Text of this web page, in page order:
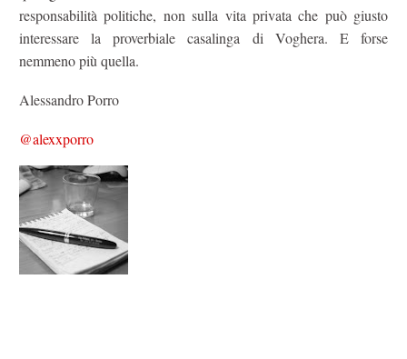
responsabilità politiche, non sulla vita privata che può giusto
interessare la proverbiale casalinga di Voghera. E forse
nemmeno più quella.
Alessandro Porro
@alexxporro